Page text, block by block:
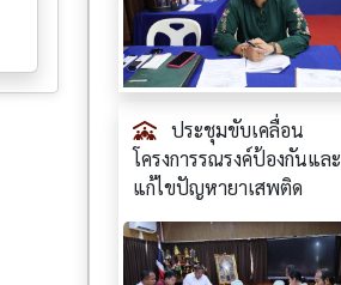
ประชุมขับเคลื่อน
โครงการรณรงค์ป้องกันและ
แก้ไขปัญหายาเสพติด